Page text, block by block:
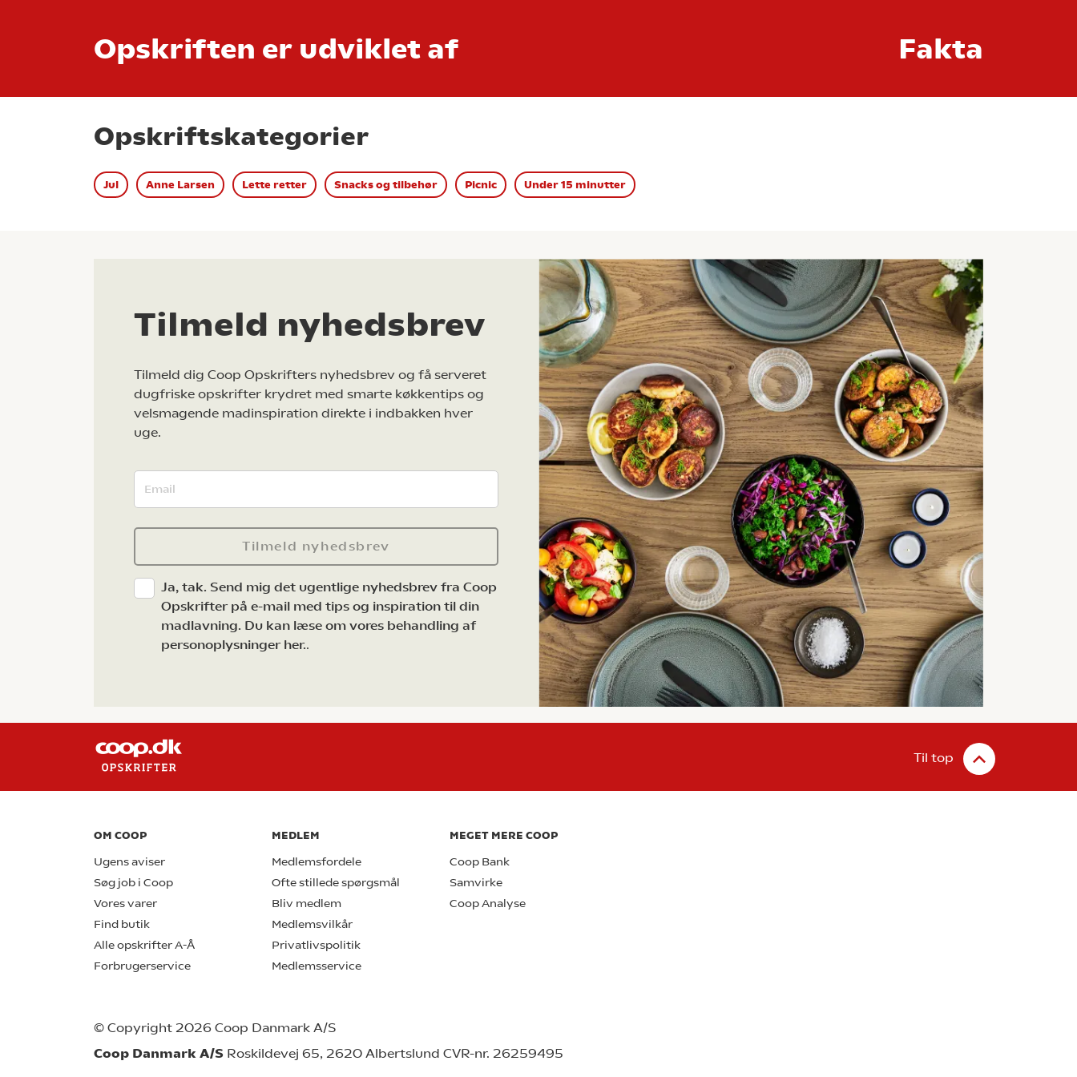
Opskriften er udviklet af Fakta
Opskriftskategorier
Jul Anne Larsen Lette retter Snacks og tilbehør Picnic Under 15 minutter
Tilmeld nyhedsbrev
Tilmeld dig Coop Opskrifters nyhedsbrev og få serveret
dugfriske opskrifter krydret med smarte køkkentips og
velsmagende madinspiration direkte i indbakken hver
uge.
Tilmeld nyhedsbrev
Ja, tak. Send mig det ugentlige nyhedsbrev fra Coop
Opskrifter på e-mail med tips og inspiration til din
madlavning. Du kan læse om vores behandling af
personoplysninger her..
Til top
OM COOP
Ugens aviser
Søg job i Coop
Vores varer
Find butik
Alle opskrifter A-Å
Forbrugerservice
MEDLEM
Medlemsfordele
Ofte stillede spørgsmål
Bliv medlem
Medlemsvilkår
Privatlivspolitik
Medlemsservice
MEGET MERE COOP
Coop Bank
Samvirke
Coop Analyse
© Copyright 2026 Coop Danmark A/S
Coop Danmark A/S Roskildevej 65, 2620 Albertslund CVR-nr. 26259495